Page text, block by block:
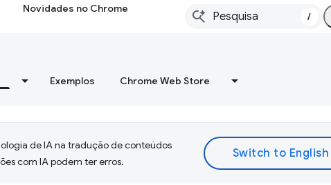
Novidades no Chrome
/
Exemplos Chrome Web Store
de IA na tradução de conteúdos
com IA podem ter erros.